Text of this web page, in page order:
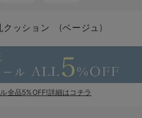
マコート
ムス スカート
パジャマ
オフィス
きれいめ美脚パンツ派
ツィード派
短肌着
セット
快適ウェア10%OFF
ジャンパースカート/
ワーク・オフィス
10,001円（税込）〜
女の子におススメの
保温&リカバリー
レギンス・タイツ
【冬のあったか特集
クッション (ベージュ)
全品5%OFF!詳細はコチラ